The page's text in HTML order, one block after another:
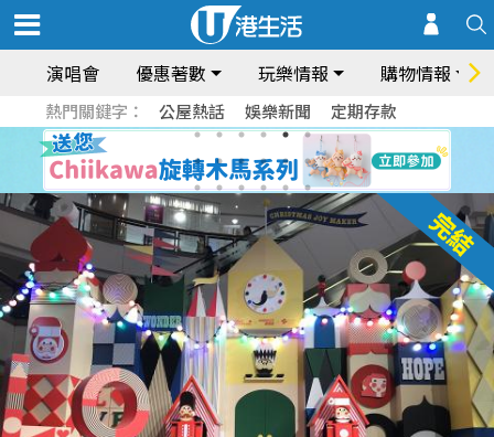
演唱會 優惠著數 玩樂情報 購物情報
熱門關鍵字： 公屋熱話 娛樂新聞 定期存款